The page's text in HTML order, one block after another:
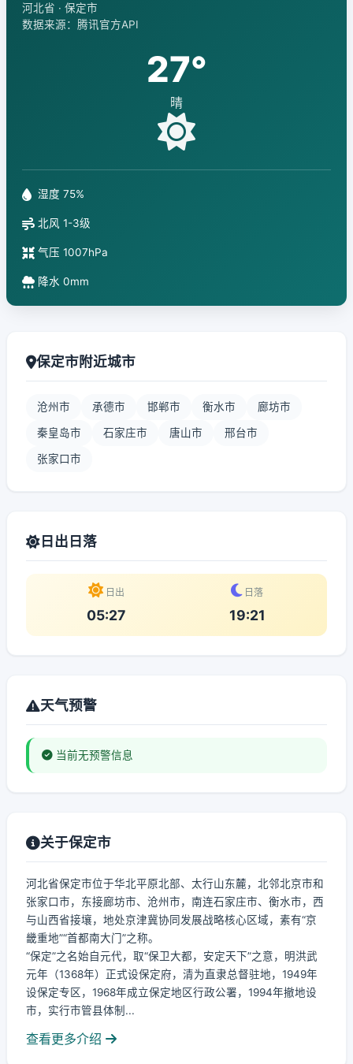
河北省 · 保定市
数据来源：腾讯官方API
27°
晴
湿度 75%
北风 1-3级
气压 1007hPa
降水 0mm
保定市附近城市
沧州市 承德市 邯郸市 衡水市 廊坊市
秦皇岛市 石家庄市 唐山市 邢台市
张家口市
日出日落
日出
05:27
日落
19:21
天气预警
当前无预警信息
关于保定市
河北省保定市位于华北平原北部、太行山东麓，北邻北京市和
张家口市，东接廊坊市、沧州市，南连石家庄市、衡水市，西
与山西省接壤，地处京津冀协同发展战略核心区域，素有“京
畿重地”“首都南大门”之称。
“保定”之名始自元代，取“保卫大都，安定天下”之意，明洪武
元年（1368年）正式设保定府，清为直隶总督驻地，1949年
设保定专区，1968年成立保定地区行政公署，1994年撤地设
市，实行市管县体制...
查看更多介绍